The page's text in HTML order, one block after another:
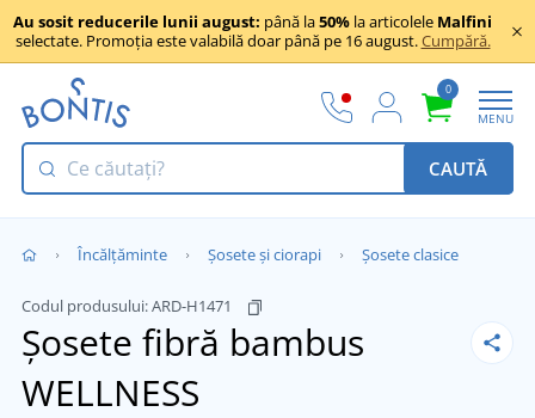
Au sosit reducerile lunii august: până la50% la articolele Malfini
selectate. Promoția este valabilă doar până pe 16 august.Cumpără.
0
MENU
CAUTĂ
Încălţăminte Șosete și ciorapi Șosete clasice
Codul produsului:ARD-H1471
Șosete fibră bambus
WELLNESS